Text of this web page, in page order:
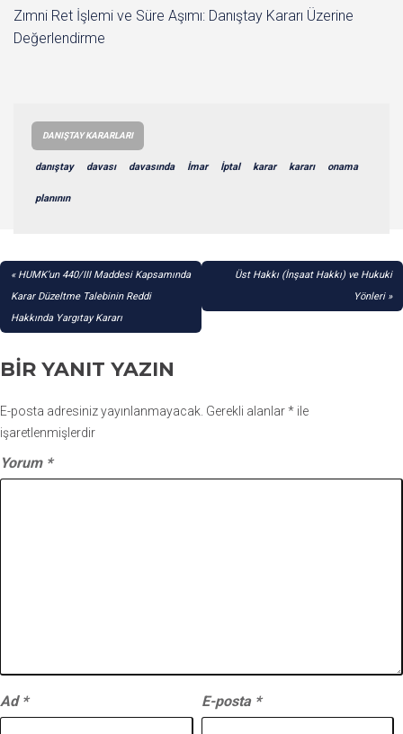
Zımni Ret İşlemi ve Süre Aşımı: Danıştay Kararı Üzerine
Değerlendirme
DANIŞTAY KARARLARI
danıştay davası davasında İmar İptal karar kararı onama
planının
YAZI
GEZINMESI
HUMK’un 440/III Maddesi Kapsamında
Karar Düzeltme Talebinin Reddi
Hakkında Yargıtay Kararı
Üst Hakkı (İnşaat Hakkı) ve Hukuki
Yönleri
BIR YANIT YAZIN
E-posta adresiniz yayınlanmayacak. Gerekli alanlar* ile
işaretlenmişlerdir
Yorum *
Ad * E-posta *